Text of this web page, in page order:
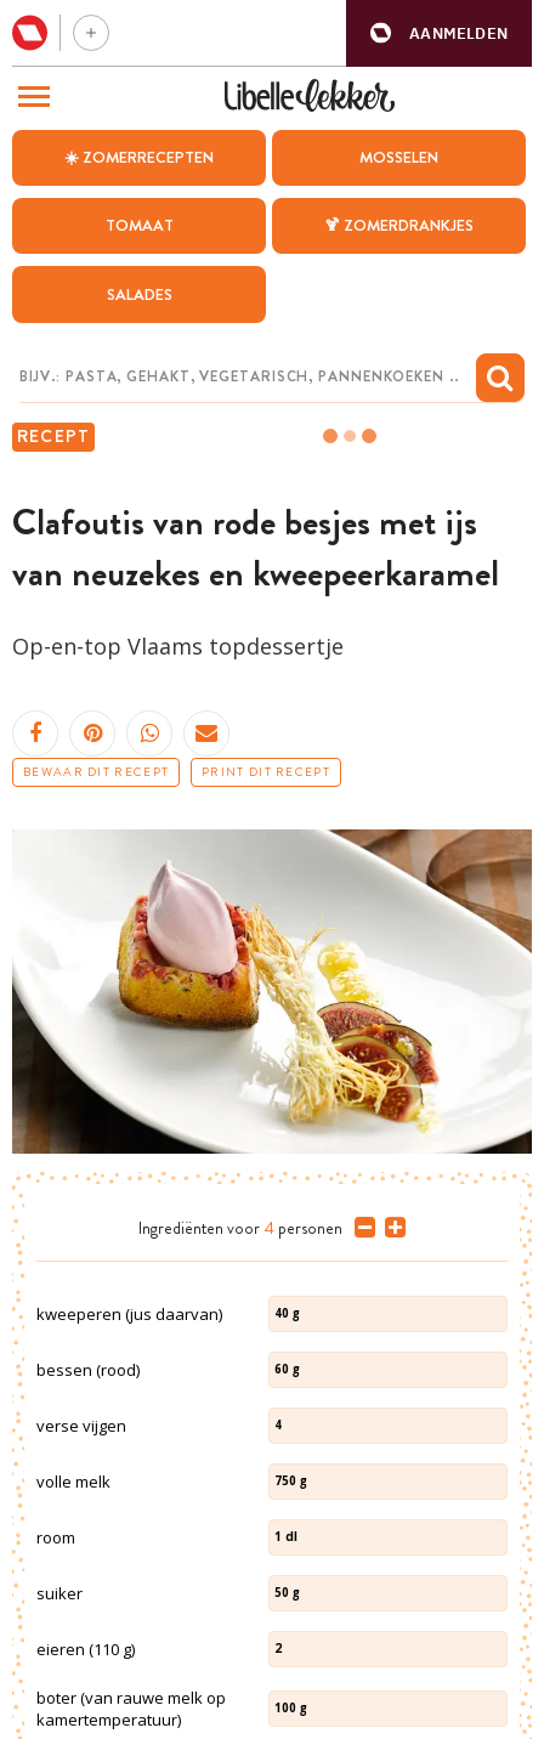
AANMELDEN
☀️ ZOMERRECEPTEN MOSSELEN
TOMAAT 🍹 ZOMERDRANKJES
SALADES
RECEPT
Clafoutis van rode besjes met ijs
van neuzekes en kweepeerkaramel
Op-en-top Vlaams topdessertje
BEWAAR DIT RECEPT PRINT DIT RECEPT
Ingrediënten voor 4 personen
kweeperen (jus daarvan) 40 g
bessen (rood) 60 g
verse vijgen 4
volle melk 750 g
room 1 dl
suiker 50 g
eieren (110 g) 2
boter (van rauwe melk op
kamertemperatuur)
100 g
BEZOEK ONZE ANDERE WEBSITES
WEEKMENU
CHAT MET MAIA
MIJN BEWAARDE RECEPTEN